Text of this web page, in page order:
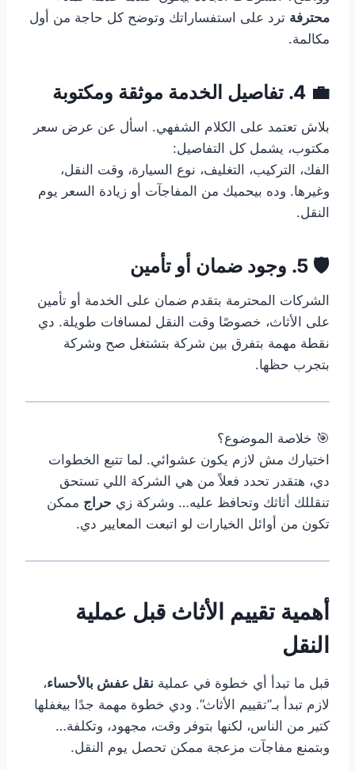
محترفة ترد على استفساراتك وتوضح كل حاجة من أول
مكالمة.
💼 4. تفاصيل الخدمة موثقة ومكتوبة
بلاش تعتمد على الكلام الشفهي. اسأل عن عرض سعر
مكتوب، يشمل كل التفاصيل:
الفك، التركيب، التغليف، نوع السيارة، وقت النقل،
وغيرها. وده بيحميك من المفاجآت أو زيادة السعر يوم
النقل.
🛡️ 5. وجود ضمان أو تأمين
الشركات المحترمة بتقدم ضمان على الخدمة أو تأمين
على الأثاث، خصوصًا وقت النقل لمسافات طويلة. دي
نقطة مهمة بتفرق بين شركة بتشتغل صح وشركة
بتجرب حظها.
🎯 خلاصة الموضوع؟
اختيارك مش لازم يكون عشوائي. لما تتبع الخطوات
دي، هتقدر تحدد فعلاً من هي الشركة اللي تستحق
تنقللك أثاثك وتحافظ عليه… وشركة زي حراج ممكن
تكون من أوائل الخيارات لو اتبعت المعايير دي.
أهمية تقييم الأثاث قبل عملية
النقل
قبل ما تبدأ أي خطوة في عملية نقل عفش بالأحساء،
لازم تبدأ بـ”تقييم الأثاث”. ودي خطوة مهمة جدًا بيغفلها
كتير من الناس، لكنها بتوفر وقت، مجهود، وتكلفة…
وبتمنع مفاجآت مزعجة ممكن تحصل يوم النقل.